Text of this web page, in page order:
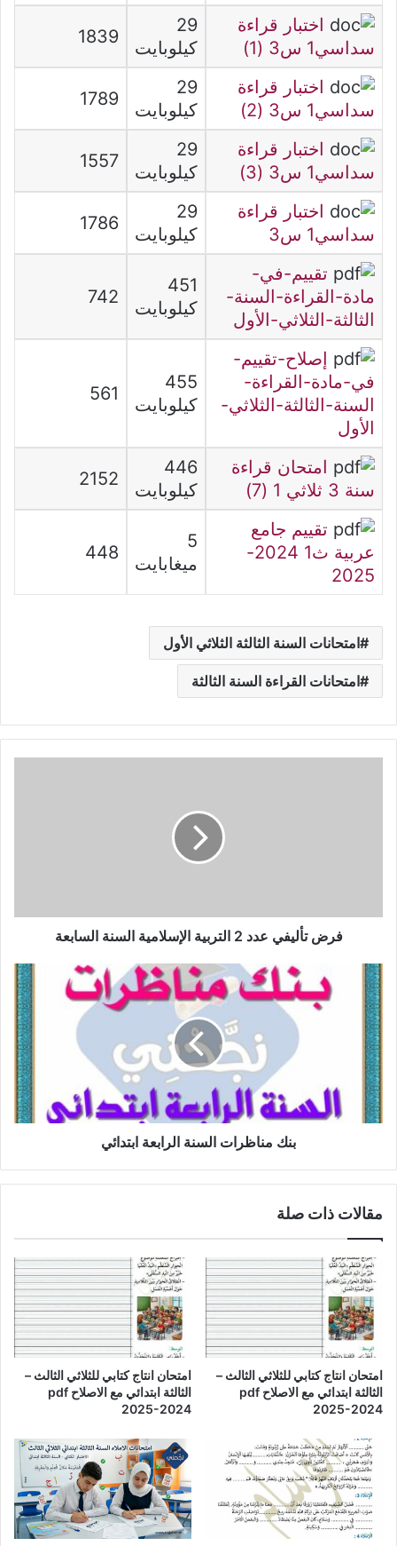
اختبار قراءة
سداسي1 س3 (1)
29
كيلوبايت
1839
اختبار قراءة
سداسي1 س3 (2)
29
كيلوبايت
1789
اختبار قراءة
سداسي1 س3 (3)
29
كيلوبايت
1557
اختبار قراءة
سداسي1 س3
29
كيلوبايت
1786
تقييم-في-
مادة-القراءة-السنة-
الثالثة-الثلاثي-الأول
451
كيلوبايت
742
إصلاح-تقييم-
في-مادة-القراءة-
السنة-الثالثة-الثلاثي-
الأول
455
كيلوبايت
561
امتحان قراءة
سنة 3 ثلاثي 1 (7)
446
كيلوبايت
2152
تقييم جامع
عربية ث1 2024-
2025
5
ميغابايت
448
امتحانات السنة الثالثة الثلاثي الأول
امتحانات القراءة السنة الثالثة
فرض تأليفي عدد 2 التربية الإسلامية السنة السابعة
بنك
مناظرات
السنة
الرابعة
ابتدائي
بنك مناظرات السنة الرابعة ابتدائي
مقالات ذات صلة
امتحان انتاج كتابي للثلاثي الثالث –
الثالثة ابتدائي مع الاصلاح pdf
2025-2024
امتحان انتاج كتابي للثلاثي الثالث –
الثالثة ابتدائي مع الاصلاح pdf
2025-2024